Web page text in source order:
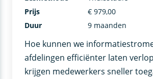
Hoe kunnen we
afdelingen efficiënter laten
krijgen medewerkers sneller
Prijs
€ 979,00
Duur
9 maanden